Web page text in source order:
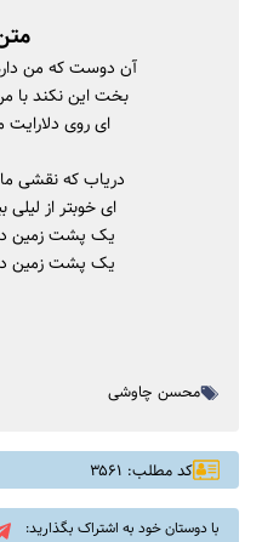
آن دوست که من
بخت این نکند با
ای روی
دریاب که نقشی
ای خوبتر از
یک پشت زمین
یک پشت زمین
محسن چاوشی
کد مطلب: ۳۵۶۱
با دوستان خود به اشتراک بگذارید: